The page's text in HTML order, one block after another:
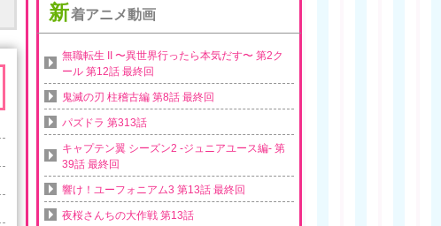
新着アニメ動画
無職転生 II 〜異世界行ったら本気だす〜 第2ク
ール 第12話 最終回
鬼滅の刃 柱稽古編 第8話 最終回
パズドラ 第313話
キャプテン翼 シーズン2 -ジュニアユース編- 第
39話 最終回
響け！ユーフォニアム3 第13話 最終回
夜桜さんちの大作戦 第13話